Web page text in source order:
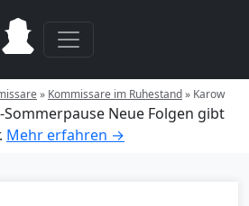
» Kommissare im Ruhestand» Karow
Neue Folgen gibt
Mehr erfahren →